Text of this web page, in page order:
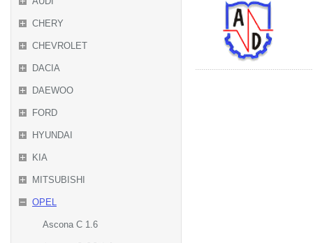
CHERY
CHEVROLET
DACIA
DAEWOO
FORD
HYUNDAI
KIA
MITSUBISHI
OPEL
Ascona C 1.6